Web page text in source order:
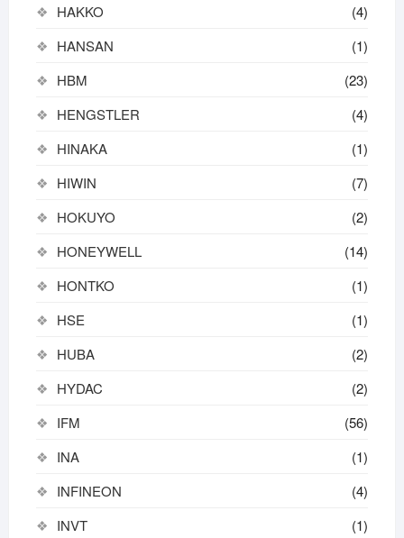
HAKKO
(4)
HANSAN
(1)
HBM
(23)
HENGSTLER
(4)
HINAKA
(1)
HIWIN
(7)
HOKUYO
(2)
HONEYWELL
(14)
HONTKO
(1)
HSE
(1)
HUBA
(2)
HYDAC
(2)
IFM
(56)
INA
(1)
INFINEON
(4)
INVT
(1)